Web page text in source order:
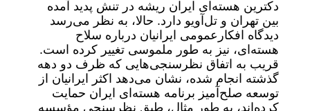
دکترین هسته‌ای ایران ریشه در تنش پدید آمده
بین تهران و تل‌آویو دارد. حالا، به نظر می‌رسد
دیدگاه افکارعمومی ایرانیان درباره سلاح
هسته‌ای، نیز به طور ملموسی تغییر کرده است.
قریب به اتفاق نظرسنجی‌هایی که ظرف دو دهه
گذشته انجام شده، نشان می‌دهد اکثر ایرانیان از
توسعه صلح‌آمیز برنامه هسته‌ای ایران حمایت
کرده‌اند، به طور مثال، طبق نظرسنجی مؤسسه